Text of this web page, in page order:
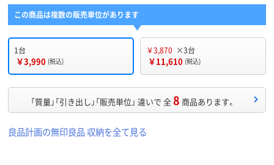
この商品は複数の販売単位があります
1台
￥3,990 (税込)
￥3,870 ×3台
￥11,610 (税込)
「質量」「引き出し」「販売単位」 違いで 全8 商品あります。
良品計画の無印良品 収納を全て見る